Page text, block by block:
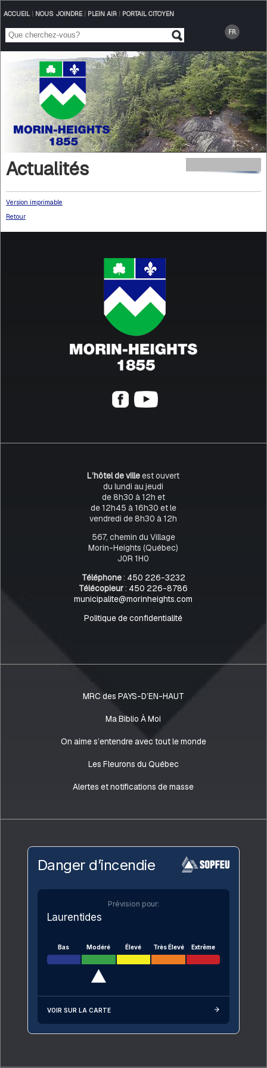
ACCUEIL| NOUS JOINDRE| PLEIN AIR| PORTAIL CITOYEN
Actualités
Version imprimable
Retour
L’hôtel de villeest ouvert
du lundi au jeudi
de 8h30 à 12h et
de 12h45 à 16h30 et le
vendredi de 8h30 à 12h
567, chemin du Village
Morin-Heights (Québec)
J0R 1H0
Téléphone: 450 226-3232
Télécopieur: 450 226-8786
municipalite@morinheights.com
Politique de confidentialité
MRC des PAYS-D’EN-HAUT
Ma Biblio À Moi
On aime s’entendre avec tout le monde
Les Fleurons du Québec
Alertes et notifications de masse
Danger d’incendie
Prévision pour:
Laurentides
Bas Modéré Élevé Très Élevé Extrême
VOIR SUR LA CARTE